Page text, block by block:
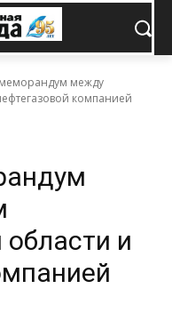
между
компанией
и